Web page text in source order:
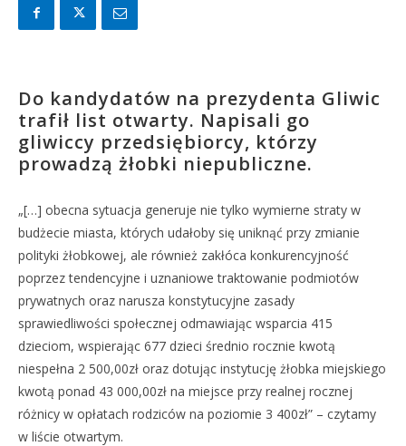
Do kandydatów na prezydenta Gliwic
trafił list otwarty. Napisali go
gliwiccy przedsiębiorcy, którzy
prowadzą żłobki niepubliczne.
„[…] obecna sytuacja generuje nie tylko wymierne straty w
budżecie miasta, których udałoby się uniknąć przy zmianie
polityki żłobkowej, ale również zakłóca konkurencyjność
poprzez tendencyjne i uznaniowe traktowanie podmiotów
prywatnych oraz narusza konstytucyjne zasady
sprawiedliwości społecznej odmawiając wsparcia 415
dzieciom, wspierając 677 dzieci średnio rocznie kwotą
niespełna 2 500,00zł oraz dotując instytucję żłobka miejskiego
kwotą ponad 43 000,00zł na miejsce przy realnej rocznej
różnicy w opłatach rodziców na poziomie 3 400zł” – czytamy
w liście otwartym.